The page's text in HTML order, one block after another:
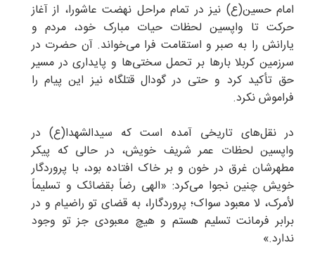
امام حسین(ع) نیز در تمام مراحل نهضت عاشورا، از آغاز
حرکت تا واپسین لحظات حیات مبارک خود، مردم و
یارانش را به صبر و استقامت فرا می‌خواند. آن حضرت در
سرزمین کربلا بارها بر تحمل سختی‌ها و پایداری در مسیر
حق تأکید کرد و حتی در گودال قتلگاه نیز این پیام را
فراموش نکرد.
در نقل‌های تاریخی آمده است که سیدالشهدا(ع) در
واپسین لحظات عمر شریف خویش، در حالی که پیکر
مطهرشان غرق در خون و بر خاک افتاده بود، با پروردگار
خویش چنین نجوا می‌کرد: «الهی رضاً بقضائک و تسلیماً
لأمرک، لا معبود سواک؛ پروردگارا، به قضای تو راضیام و در
برابر فرمانت تسلیم هستم و هیچ معبودی جز تو وجود
ندارد.»